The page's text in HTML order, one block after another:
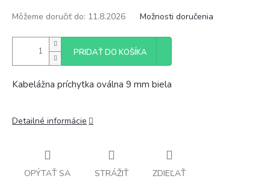
Môžeme doručiť do: 11.8.2026 Možnosti doručenia
PRIDAŤ DO KOŠÍKA
Kabelážna príchytka oválna 9 mm biela
Detailné informácie
OPÝTAŤ SA STRÁŽIŤ ZDIEĽAŤ